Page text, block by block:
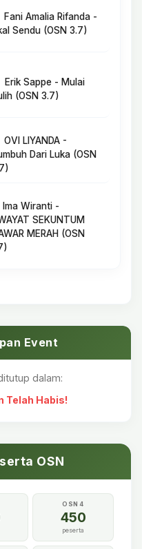
Fani Amalia Rifanda -
Sendu (OSN 3.7)
Erik Sappe - Mulai
(OSN 3.7)
OVI LIYANDA -
Dari Luka (OSN
Ima Wiranti -
SEKUNTUM
MERAH (OSN
Event
dalam:
Telah Habis!
OSN
OSN 4
450
peserta